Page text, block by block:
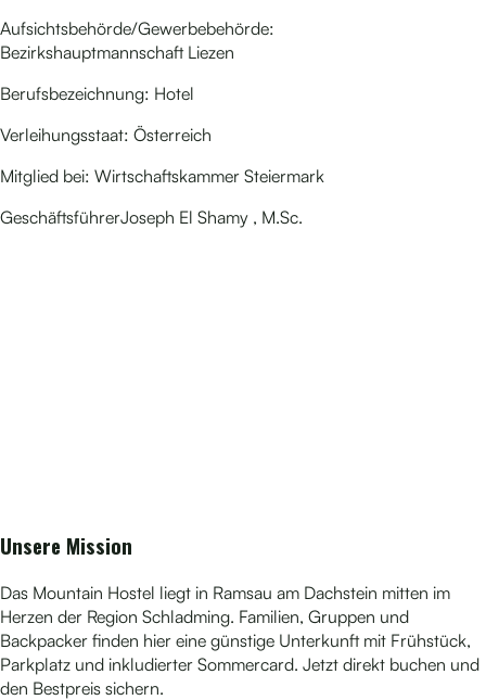
Aufsichtsbehörde/Gewerbebehörde:
Bezirkshauptmannschaft Liezen
Berufsbezeichnung: Hotel
Verleihungsstaat: Österreich
Mitglied bei: Wirtschaftskammer Steiermark
GeschäftsführerJoseph El Shamy , M.Sc.
Unsere Mission
Das Mountain Hostel liegt in Ramsau am Dachstein mitten im
Herzen der Region Schladming. Familien, Gruppen und
Backpacker finden hier eine günstige Unterkunft mit Frühstück,
Parkplatz und inkludierter Sommercard. Jetzt direkt buchen und
den Bestpreis sichern.